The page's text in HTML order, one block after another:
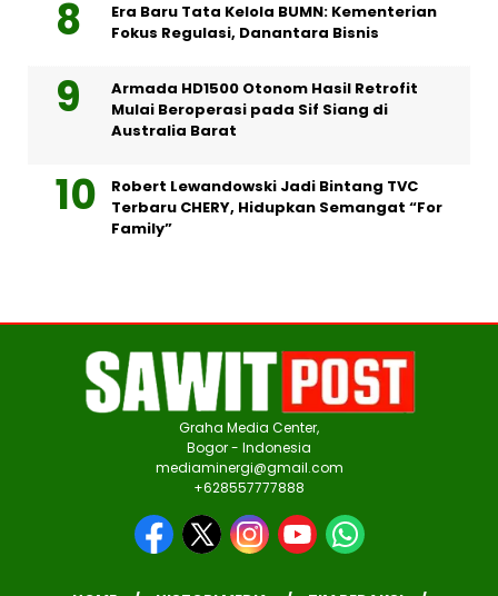
Era Baru Tata Kelola BUMN: Kementerian
Fokus Regulasi, Danantara Bisnis
Armada HD1500 Otonom Hasil Retrofit
Mulai Beroperasi pada Sif Siang di
Australia Barat
Robert Lewandowski Jadi Bintang TVC
Terbaru CHERY, Hidupkan Semangat “For
Family”
Graha Media Center,
Bogor - Indonesia
mediaminergi@gmail.com
+628557777888